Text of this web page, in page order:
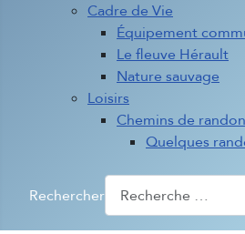
Cadre de Vie
Équipement
Le fleuve Hérault
Nature sauvage
Loisirs
Chemins de
Quelques
Rechercher